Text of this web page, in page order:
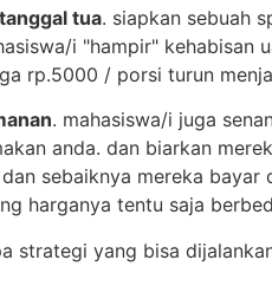
tua. siapkan sebuah
i "hampir" kehabisan
rp.5000 / porsi turun
. mahasiswa/i juga
anda. dan biarkan
sebaiknya mereka
harganya tentu saja
strategi yang bisa